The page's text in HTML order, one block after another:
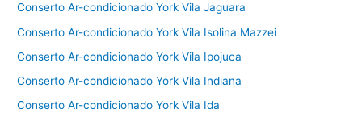
Conserto Ar-condicionado York Vila Jaguara
Conserto Ar-condicionado York Vila Isolina Mazzei
Conserto Ar-condicionado York Vila Ipojuca
Conserto Ar-condicionado York Vila Indiana
Conserto Ar-condicionado York Vila Ida